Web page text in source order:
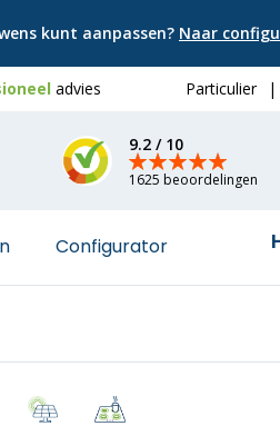
kunt aanpassen? Naar
advies Particulier |
9.2 / 10
1625 beoordelingen
Configurator